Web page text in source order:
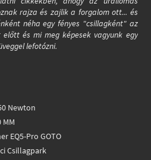
rajza és zajlik a forgalom ott... és
néha egy fényes "csillagként" az
és mi meg képesek vagyunk egy
lefotózni.
Newton
MM
EQ5-Pro GOTO
Csillagpark